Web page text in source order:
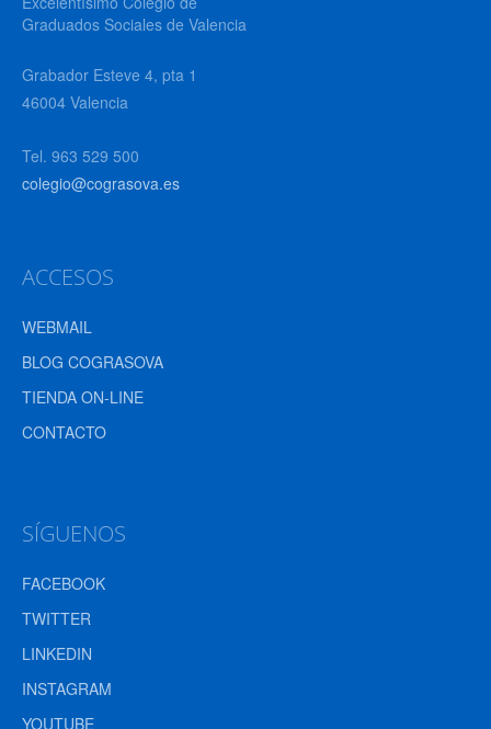
Graduados Sociales de Valencia
Grabador Esteve 4, pta 1
46004 Valencia
Tel. 963 529 500
colegio@cograsova.es
ACCESOS
WEBMAIL
BLOG COGRASOVA
TIENDA ON-LINE
CONTACTO
SÍGUENOS
FACEBOOK
TWITTER
LINKEDIN
INSTAGRAM
YOUTUBE